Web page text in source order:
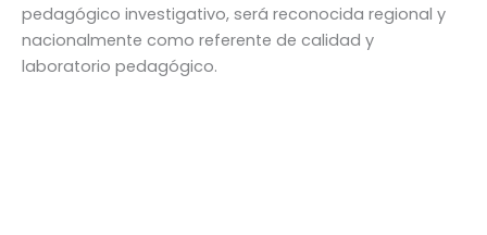
pedagógico investigativo, será reconocida regional y
nacionalmente como referente de calidad y
laboratorio pedagógico.